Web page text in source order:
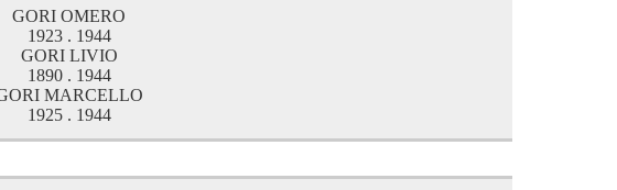
GORI OMERO
1923 . 1944
GORI LIVIO
1890 . 1944
MARCELLO
1925 . 1944